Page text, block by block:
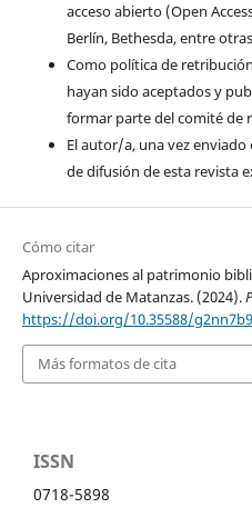
acceso abierto (Open
Berlín, Bethesda, entre
Como política de
hayan sido aceptados y
formar parte del comité de
El autor/a, una vez
de difusión de esta revista
Cómo citar
Aproximaciones al patrimonio
Universidad de Matanzas. (2024).
https://doi.org/10.35588/
Más formatos de cita
ISSN
0718-5898